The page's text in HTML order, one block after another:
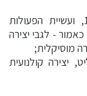
(6) עשיית יצירה נגזרת כאמור בסעיף 16, ועשיית הפעולות
הנגזרת כאמור - לגבי יצירה
מוסיקלית;
17 - לגבי תקליט, יצירה קולנועית